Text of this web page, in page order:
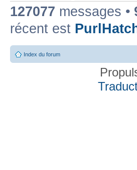
127077 messages •
récent est
Index du forum